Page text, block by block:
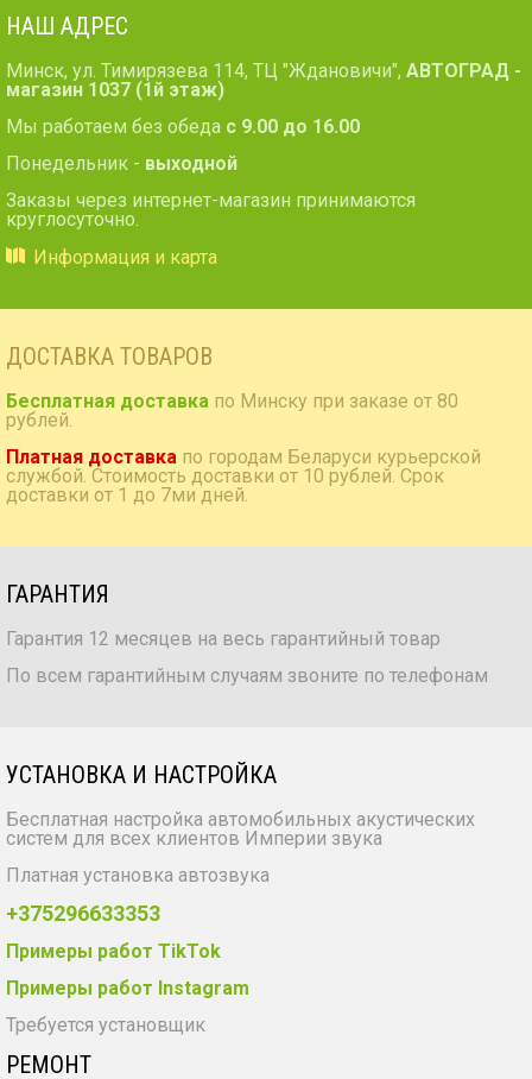
НАШ АДРЕС
Минск, ул. Тимирязева 114, ТЦ "Ждановичи", АВТОГРАД -
магазин 1037 (1й этаж)
Мы работаем без обеда с 9.00 до 16.00
Понедельник - выходной
Заказы через интернет-магазин принимаются
круглосуточно.
Информация и карта
ДОСТАВКА ТОВАРОВ
Бесплатная доставка по Минску при заказе от 80
рублей.
Платная доставка по городам Беларуси курьерской
службой. Стоимость доставки от 10 рублей. Срок
доставки от 1 до 7ми дней.
ГАРАНТИЯ
Гарантия 12 месяцев на весь гарантийный товар
По всем гарантийным случаям звоните по телефонам
УСТАНОВКА И НАСТРОЙКА
Бесплатная настройка автомобильных акустических
систем для всех клиентов Империи звука
Платная установка автозвука
+375296633353
Примеры работ TikTok
Примеры работ Instagram
Требуется установщик
РЕМОНТ